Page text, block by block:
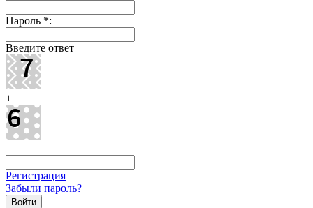
Пароль *:
Введите ответ
+
=
Регистрация
Забыли пароль?